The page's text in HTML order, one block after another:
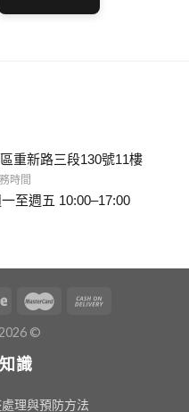
重新路三段130號11樓
時間
至週五 10:00–17:00
©
識
理與預防方法